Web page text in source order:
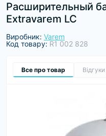
Расширительный
Extravarem LC
Виробник: Varem
Код товару: R1 002 828
Все про товар Відгуки